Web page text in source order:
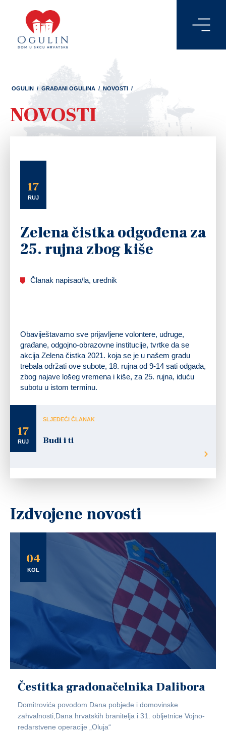
OGULIN / GRAĐANI OGULINA / NOVOSTI /
NOVOSTI
17
RUJ
Zelena čistka odgođena za
25. rujna zbog kiše
Članak napisao/la, urednik
Obaviještavamo sve prijavljene volontere, udruge,
građane, odgojno-obrazovne institucije, tvrtke da se
akcija Zelena čistka 2021. koja se je u našem gradu
trebala održati ove subote, 18. rujna od 9-14 sati odgađa,
zbog najave lošeg vremena i kiše, za 25. rujna, iduću
subotu u istom terminu.
17
RUJ
SLJEDEĆI ČLANAK
Budi i ti
Izdvojene novosti
04
KOL
Čestitka gradonačelnika Dalibora
Domitrovića povodom Dana pobjede i domovinske
zahvalnosti,Dana hrvatskih branitelja i 31. obljetnice Vojno-
redarstvene operacije „Oluja“